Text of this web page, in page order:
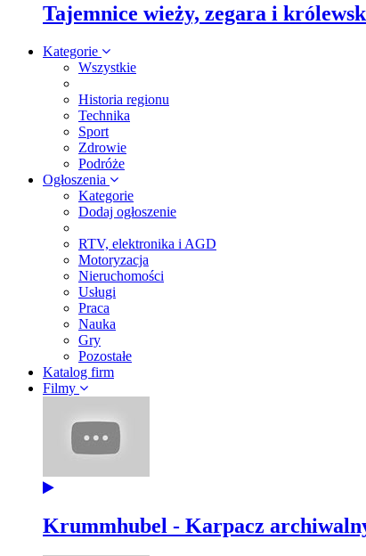
Tajemnice wieży, zegara i
Kategorie
Wszystkie
Historia regionu
Technika
Sport
Zdrowie
Podróże
Ogłoszenia
Kategorie
Dodaj ogłoszenie
RTV, elektronika i AGD
Motoryzacja
Nieruchomości
Usługi
Praca
Nauka
Gry
Pozostałe
Katalog firm
Filmy
Krummhubel - Karpacz